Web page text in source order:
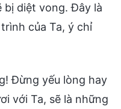
bị diệt vong. Đây là
của Ta, ý chỉ
Đừng yếu lòng hay
với Ta, sẽ là những